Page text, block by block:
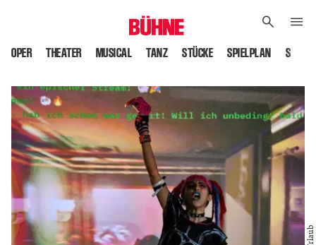
OPER THEATER MUSICAL TANZ STÜCKE SPIELPLAN